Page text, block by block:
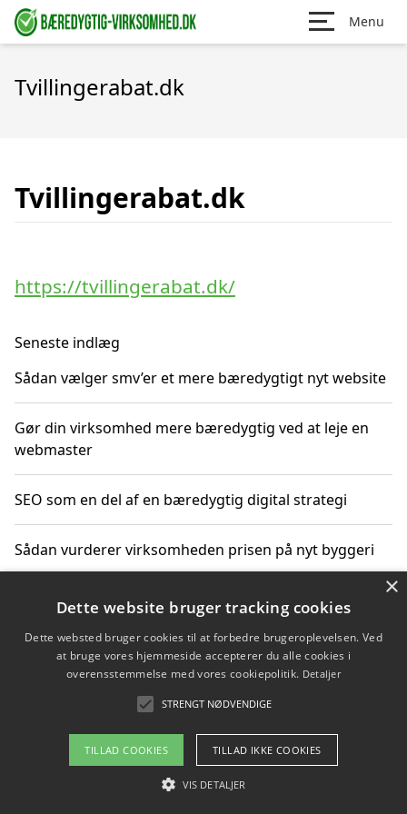
Menu
Tvillingerabat.dk
Tvillingerabat.dk
https://tvillingerabat.dk/
Seneste indlæg
Sådan vælger smv’er et mere bæredygtigt nyt website
Gør din virksomhed mere bæredygtig ved at leje en
webmaster
SEO som en del af en bæredygtig digital strategi
Sådan vurderer virksomheden prisen på nyt byggeri
Sådan får du hjælp til en hjemmeside uden binding
Copyright 2026 - Pilanto Aps
Om / kontakt
Blog Betingelser
×
Dette website bruger tracking cookies
Dette websted bruger cookies til at forbedre brugeroplevelsen. Ved
at bruge vores hjemmeside accepterer du alle cookies i
overensstemmelse med vores cookiepolitik. Detaljer
STRENGT NØDVENDIGE
TILLAD COOKIES TILLAD IKKE COOKIES
VIS DETALJER